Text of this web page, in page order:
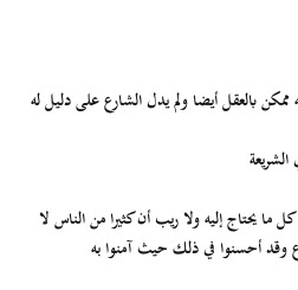
بالعقل أيضا ولم يدل الشارع على دليل له
ما يحتاج إليه ولا ريب أن كثيرا من الناس لا
وقد أحسنوا في ذلك حيث آمنوا به